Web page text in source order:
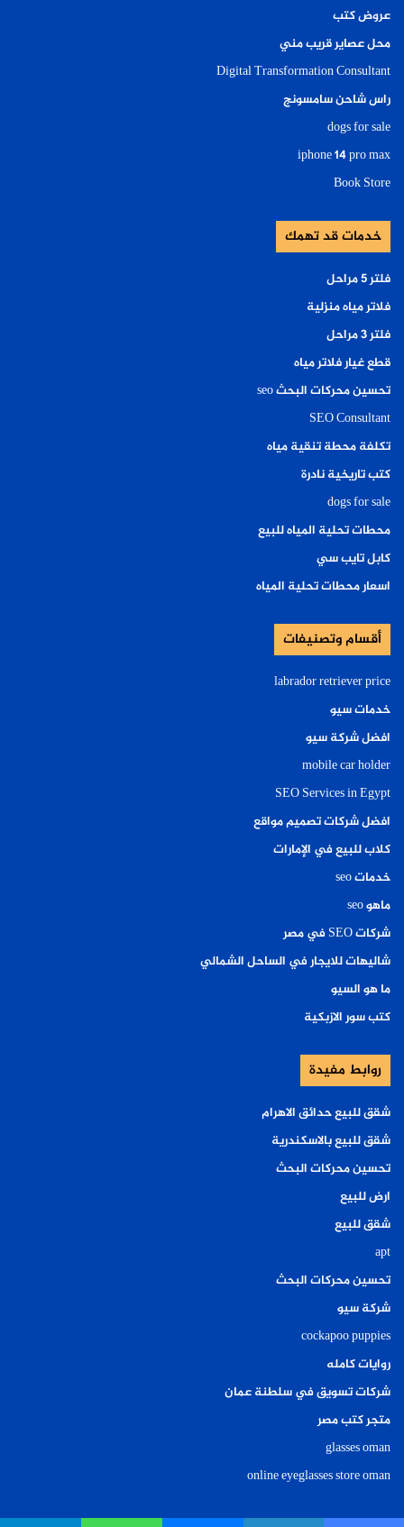
عروض كتب
محل عصاير قريب مني
Digital Transformation Consultant
راس شاحن سامسونج
dogs for sale
iphone 14 pro max
Book Store
خدمات قد تهمك
فلتر ٥ مراحل
فلاتر مياه منزلية
فلتر ٣ مراحل
قطع غيار فلاتر مياه
تحسين محركات البحث seo
SEO Consultant
تكلفة محطة تنقية مياه
كتب تاريخية نادرة
dogs for sale
محطات تحلية المياه للبيع
كابل تايب سي
اسعار محطات تحلية المياه
أقسام وتصنيفات
labrador retriever price
خدمات سيو
افضل شركة سيو
mobile car holder
SEO Services in Egypt
افضل شركات تصميم مواقع
كلاب للبيع في الإمارات
خدمات seo
ماهو seo
شركات SEO في مصر
شاليهات للايجار في الساحل الشمالي
ما هو السيو
كتب سور الازبكية
روابط مفيدة
شقق للبيع حدائق الاهرام
شقق للبيع بالاسكندرية
تحسين محركات البحث
ارض للبيع
شقق للبيع
apt
تحسين محركات البحث
شركة سيو
cockapoo puppies
روايات كامله
شركات تسويق في سلطنة عمان
متجر كتب مصر
glasses oman
online eyeglasses store oman